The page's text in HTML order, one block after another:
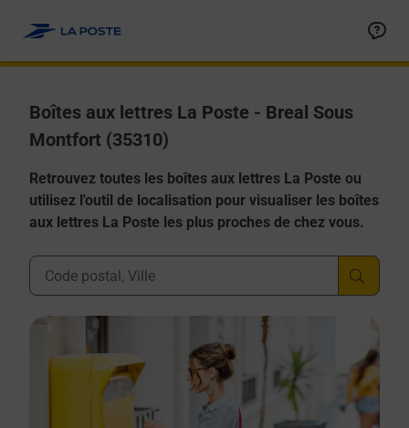
Boîtes aux lettres La Poste - Breal Sous
Montfort (35310)
Retrouvez toutes les boîtes aux lettres La Poste ou
utilisez l'outil de localisation pour visualiser les boîtes
aux lettres La Poste les plus proches de chez vous.
Ville, Département, Code Postal